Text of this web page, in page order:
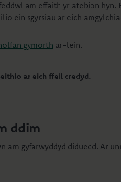
am effaith yr atebion
ein sgyrsiau ar eich
gymorth ar-lein.
ar eich ffeil credyd.
ddim
am gyfarwyddyd diduedd. Ar